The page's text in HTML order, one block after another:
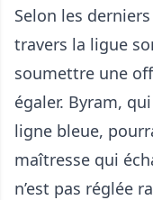
Selon les
travers la ligue
soumettre une
égaler. Byram,
ligne bleue,
maîtresse qui
n’est pas réglée